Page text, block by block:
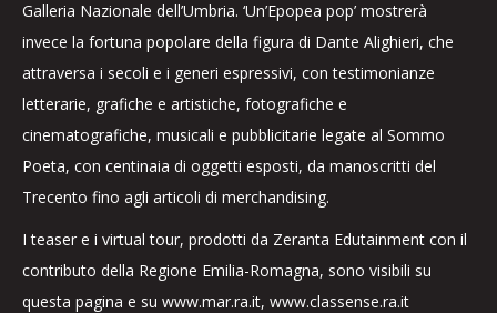
Galleria Nazionale dell’Umbria. ‘Un’Epopea pop’ mostrerà
invece la fortuna popolare della figura di Dante Alighieri, che
attraversa i secoli e i generi espressivi, con testimonianze
letterarie, grafiche e artistiche, fotografiche e
cinematografiche, musicali e pubblicitarie legate al Sommo
Poeta, con centinaia di oggetti esposti, da manoscritti del
Trecento fino agli articoli di merchandising.
I teaser e i virtual tour, prodotti da Zeranta Edutainment con il
contributo della Regione Emilia-Romagna, sono visibili su
questa pagina e su www.mar.ra.it, www.classense.ra.it